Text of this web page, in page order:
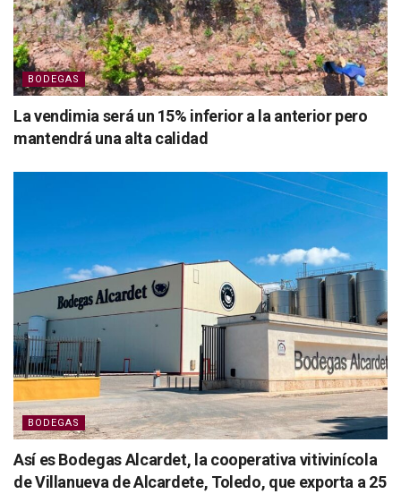
BODEGAS
La vendimia será un 15% inferior a la anterior pero
mantendrá una alta calidad
BODEGAS
Así es Bodegas Alcardet, la cooperativa vitivinícola
de Villanueva de Alcardete, Toledo, que exporta a 25